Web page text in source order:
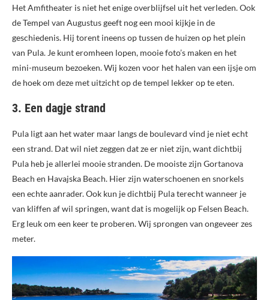
Het Amfitheater is niet het enige overblijfsel uit het verleden. Ook
de Tempel van Augustus geeft nog een mooi kijkje in de
geschiedenis. Hij torent ineens op tussen de huizen op het plein
van Pula. Je kunt eromheen lopen, mooie foto’s maken en het
mini-museum bezoeken. Wij kozen voor het halen van een ijsje om
de hoek om deze met uitzicht op de tempel lekker op te eten.
3. Een dagje strand
Pula ligt aan het water maar langs de boulevard vind je niet echt
een strand. Dat wil niet zeggen dat ze er niet zijn, want dichtbij
Pula heb je allerlei mooie stranden. De mooiste zijn Gortanova
Beach en Havajska Beach. Hier zijn waterschoenen en snorkels
een echte aanrader. Ook kun je dichtbij Pula terecht wanneer je
van kliffen af wil springen, want dat is mogelijk op Felsen Beach.
Erg leuk om een keer te proberen. Wij sprongen van ongeveer zes
meter.